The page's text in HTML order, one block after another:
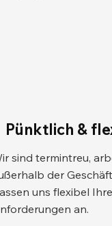
Pünktlich &
sind termintreu,
der
uns flexibel
an.